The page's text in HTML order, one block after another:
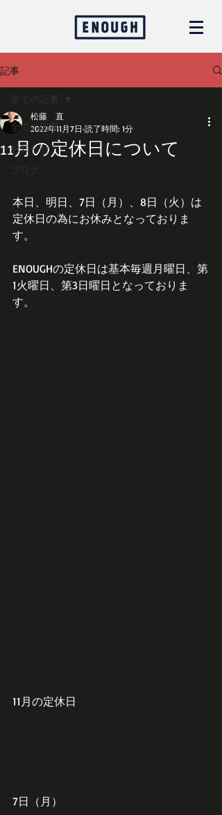
記事
全ての記事
お知らせ
ブログ
全ての記事
11月の定休日について
松藤 直
2022年11月7日 読了時間: 1分
本日、明日、7日（月）、8日（火）は
定休日の為にお休みとなっておりま
す。
ENOUGHの定休日は基本毎週月曜日、第
1火曜日、第3日曜日となっておりま
す。
11月の定休日
7日（月）